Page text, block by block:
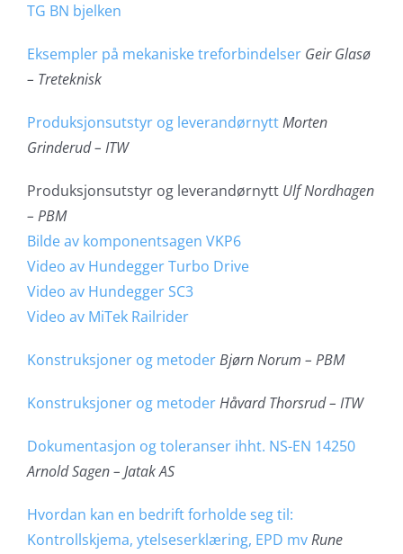
TG BN bjelken
Eksempler på mekaniske treforbindelser Geir Glasø
– Treteknisk
Produksjonsutstyr og leverandørnyttMorten
Grinderud – ITW
Produksjonsutstyr og leverandørnytt Ulf Nordhagen
– PBM
Bilde av komponentsagen VKP6
Video av Hundegger Turbo Drive
Video av Hundegger SC3
Video av MiTek Railrider
Konstruksjoner og metoderBjørn Norum – PBM
Konstruksjoner og metoderHåvard Thorsrud – ITW
Dokumentasjon og toleranser ihht. NS-EN 14250
Arnold Sagen – Jatak AS
Hvordan kan en bedrift forholde seg til:
Kontrollskjema, ytelseserklæring, EPD mvRune